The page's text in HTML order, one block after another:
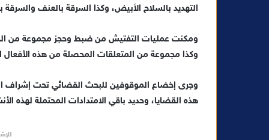
د
و
التهديد بالسلاح الأبيض، وكذا السرقة بالعنف
ومكنت عمليات التفتيش من ضبط وحجز مجموعة من
وكذا مجموعة من المتعلقات المحصلة من هذه الأفعال
وجرى إخضاع الموقوفين للبحث القضائي تحت إشراف
هذه القضايا، وحديد باقي الامتدادات المحتملة لهذه